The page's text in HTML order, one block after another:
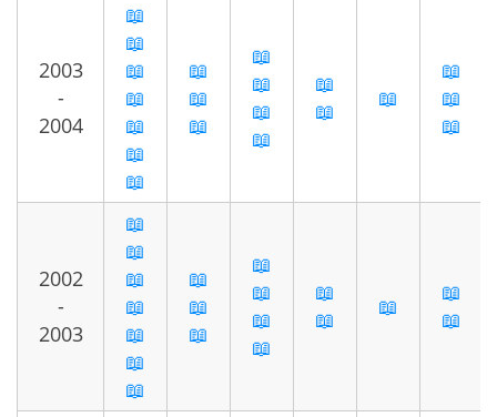
2003
-
2004
📖
📖
📖
📖
📖
📖
📖
📖
📖
📖
📖
📖
📖
📖
📖
📖
📖
📖
📖
📖
2002
-
2003
📖
📖
📖
📖
📖
📖
📖
📖
📖
📖
📖
📖
📖
📖
📖
📖
📖
📖
📖